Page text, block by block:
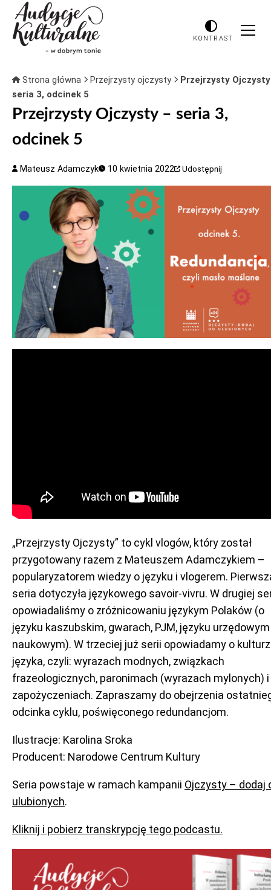
KONTRAST
Strona główna Przejrzysty ojczysty
Przejrzysty
seria 3, odcinek 5
Przejrzysty Ojczysty – seria 3,
odcinek 5
Mateusz Adamczyk 10 kwietnia 2022 Udostępnij
„Przejrzysty Ojczysty” to cykl vlogów, który został
przygotowany razem z Mateuszem Adamczykiem –
popularyzatorem wiedzy o języku i vlogerem.
seria dotyczyła językowego savoir-vivru. W drugiej
opowiadaliśmy o zróżnicowaniu językym Polaków (o
języku kaszubskim, gwarach, PJM, języku
naukowym). W trzeciej już serii opowiadamy o
języka, czyli: wyrazach modnych, związkach
frazeologicznych, paronimach (wyrazach mylonych) i
zapożyczeniach. Zapraszamy do obejrzenia
odcinka cyklu, poświęconego redundancjom.
Ilustracje: Karolina Sroka
Producent: Narodowe Centrum Kultury
Seria powstaje w ramach kampanii Ojczysty – dodaj
ulubionych.
Kliknij i pobierz transkrypcję tego podcastu.